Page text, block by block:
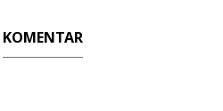
KOMENTAR